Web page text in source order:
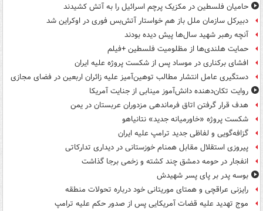
حامیان فلسطین در مکزیک پرچم اسرائیل را به آتش کشیدند
دبیرکل سازمان ملل باز هم خواستار آتش‌بس فوری در اوکراین شد
آنچه رهبر شهید سال‌ها پیش دیده بودند
حمایت هلندی‌ها از مظلومیت فلسطین +فیلم
افشای برکناری در موساد پس از شکست پروژه علیه ایران
دستگیری عامل انتشار مطالب توهین‌آمیز علیه زائران اربعین در فضای مجازی
روایت تکان‌دهنده دانش‌آموز مینابی از جنایت آمریکا
هدف قرار گرفتن اتاق‌ فرماندهی مزدوران عربستان در یمن
شکست پروژه «خاورمیانه جدید» نتانیاهو
گزافه‌گویی و لفاظی جدید ترامپ علیه ایران
پیروزی استقلال مقابل همنام خوزستانی در دیداری تدارکاتی
انفجار در حومه دمشق چند کشته و زخمی برجا گذاشت
بوسه‌ پدر بر پای پسر شهیدش
رایزنی عراقچی و همتای موریتانی خود درباره تحولات منطقه
موج تهدید علیه قضات آمریکایی پس از صدور حکم علیه ترامپ